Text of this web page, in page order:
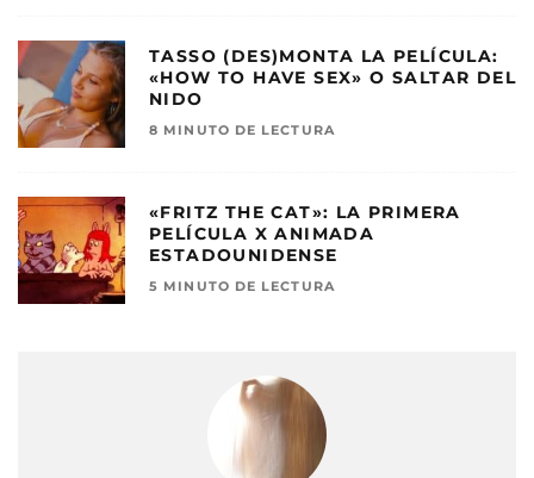
TASSO (DES)MONTA LA PELÍCULA:
«HOW TO HAVE SEX» O SALTAR DEL
NIDO
8 MINUTO DE LECTURA
«FRITZ THE CAT»: LA PRIMERA
PELÍCULA X ANIMADA
ESTADOUNIDENSE
5 MINUTO DE LECTURA